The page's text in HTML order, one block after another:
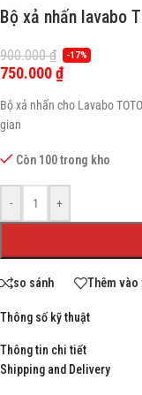
Bộ xả nhấn lavabo
900.000₫ -17%
750.000₫
Bộ xả nhấn cho Lavabo
gian
Còn 100 trong kho
- +
so sánh Thêm vào
Thông số kỹ thuật
Thông tin chi tiết
Shipping and Delivery